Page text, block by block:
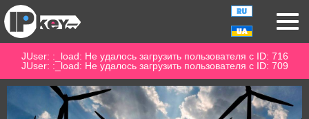
JUser: :_load: Не удалось загрузить пользователя с ID: 716
JUser: :_load: Не удалось загрузить пользователя с ID: 709